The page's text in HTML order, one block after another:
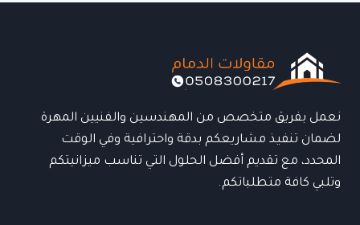
نعمل بفريق متخصص من المهندسين والفنيين المهرة
لضمان تنفيذ مشاريعكم بدقة واحترافية وفي الوقت
المحدد، مع تقديم أفضل الحلول التي تناسب ميزانيتكم
وتلبي كافة متطلباتكم.